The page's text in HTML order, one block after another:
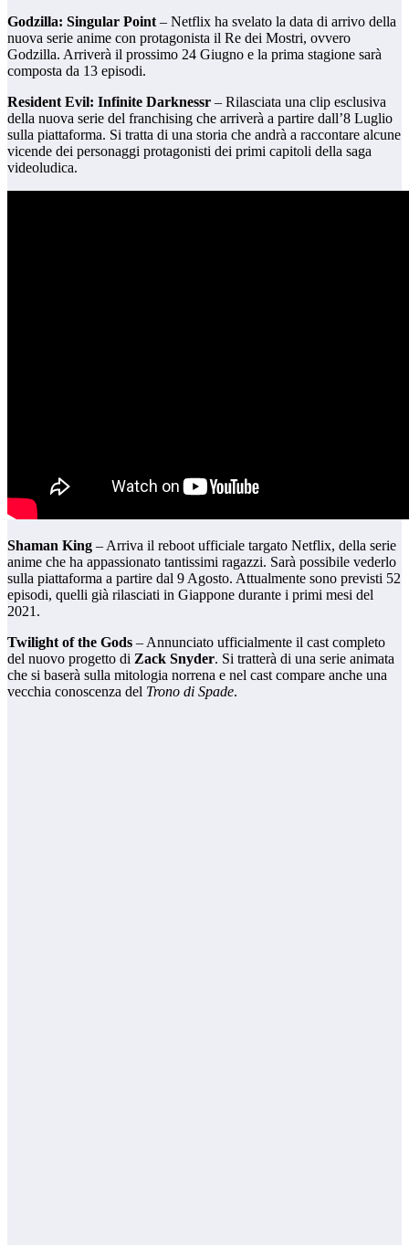
Godzilla: Singular Point– Netflix ha svelato la data di arrivo della
nuova serie anime con protagonista il Re dei Mostri, ovvero
Godzilla. Arriverà il prossimo 24 Giugno e la prima stagione sarà
composta da 13 episodi.
Resident Evil: Infinite Darknessr – Rilasciata una clip esclusiva
della nuova serie del franchising che arriverà a partire dall’8 Luglio
sulla piattaforma. Si tratta di una storia che andrà a raccontare alcune
vicende dei personaggi protagonisti dei primi capitoli della saga
videoludica.
Shaman King – Arriva il reboot ufficiale targato Netflix, della serie
anime che ha appassionato tantissimi ragazzi. Sarà possibile vederlo
sulla piattaforma a partire dal 9 Agosto. Attualmente sono previsti 52
episodi, quelli già rilasciati in Giappone durante i primi mesi del
2021.
Twilight of the Gods – Annunciato ufficialmente il cast completo
del nuovo progetto di Zack Snyder. Si tratterà di una serie animata
che si baserà sulla mitologia norrena e nel cast compare anche una
vecchia conoscenza del Trono di Spade.